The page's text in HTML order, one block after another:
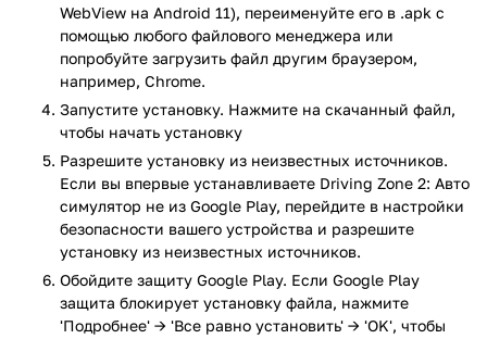
достаточно большое количество поклонников. Довольно
часто любители Driving Zone 2 оставляют позитивные
отзывы об этой игре! Ведь она действительно того стоит!
игры, то тут всё немного запутано. Скорее всего, не
каждый пользователь сможет сыграть в Driving Zone 2, ведь
для того, чтобы успешно установить игру нужно иметь как
минимум 141 мегабайт свободной памяти (а это, на
секунду не так уж и мало). Если же у вас отсутствует
такой объём, то рекомендуется удалить ненужные файлы.
Ещё одно из требований касается версии операционной
системы андроид. Driving Zone 2 — прекрасная игра, но
чтобы её успешно запустить необходимо иметь смартфон,
WebView на Android 11), переименуйте его в .apk с
помощью любого файлового менеджера или
попробуйте загрузить файл другим браузером,
например, Chrome.
Запустите установку. Нажмите на скачанный файл,
чтобы начать установку
Разрешите установку из неизвестных источников.
Если вы впервые устанавливаете Driving Zone 2: Авто
симулятор не из Google Play, перейдите в настройки
безопасности вашего устройства и разрешите
установку из неизвестных источников.
Обойдите защиту Google Play. Если Google Play
защита блокирует установку файла, нажмите
'Подробнее' → 'Все равно установить' → 'OK', чтобы